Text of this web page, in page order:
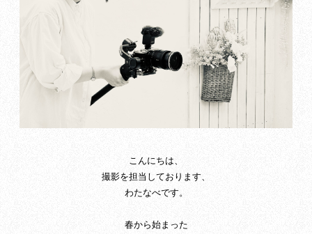
こんにちは、
撮影を担当しております、
わたなべです。
春から始まった